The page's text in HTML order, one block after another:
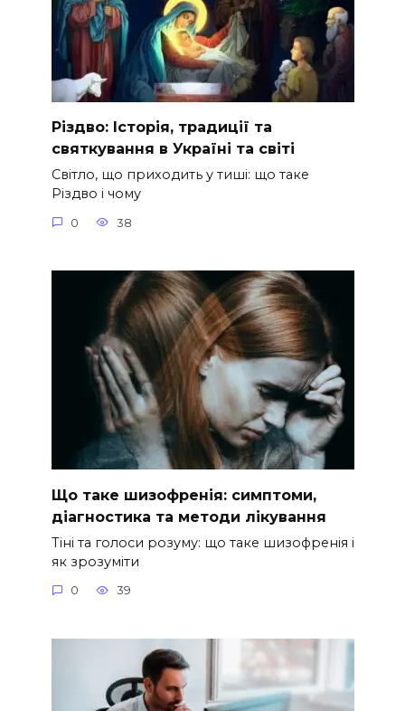
Різдво: Історія, традиції та
святкування в Україні та світі
Світло, що приходить у тиші: що таке
Різдво і чому
0 38
Що таке шизофренія: симптоми,
діагностика та методи лікування
Тіні та голоси розуму: що таке шизофренія і
як зрозуміти
0 39